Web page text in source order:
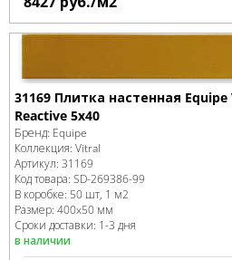
31169 Плитка настенная
Reactive 5x40
Бренд: Equipe
Коллекция: Vitral
Артикул: 31169
Код товара: SD-269386-99
В коробке: 50 шт, 1 м2
Размер: 400x50 мм
Сроки доставки: 1-3 дня
в наличии